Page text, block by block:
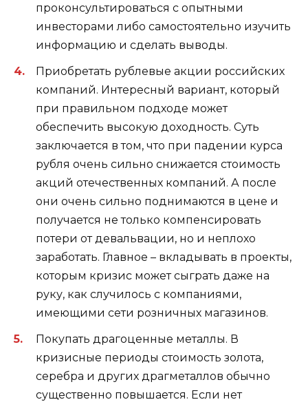
проконсультироваться с опытными
инвесторами либо самостоятельно изучить
информацию и сделать выводы.
Приобретать рублевые акции российских
компаний. Интересный вариант, который
при правильном подходе может
обеспечить высокую доходность. Суть
заключается в том, что при падении курса
рубля очень сильно снижается стоимость
акций отечественных компаний. А после
они очень сильно поднимаются в цене и
получается не только компенсировать
потери от девальвации, но и неплохо
заработать. Главное – вкладывать в проекты,
которым кризис может сыграть даже на
руку, как случилось с компаниями,
имеющими сети розничных магазинов.
Покупать драгоценные металлы. В
кризисные периоды стоимость золота,
серебра и других драгметаллов обычно
существенно повышается. Если нет